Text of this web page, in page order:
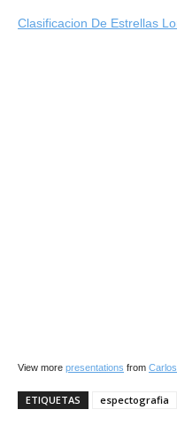
Clasificacion De Estrellas
View more presentations from
ETIQUETAS espectografia